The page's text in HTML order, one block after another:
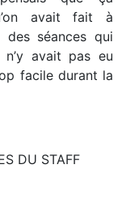
avait fait à
des séances qui
avait pas eu
facile durant la
DU STAFF